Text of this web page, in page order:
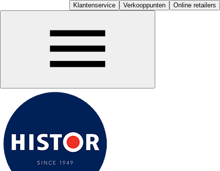
Klantenservice Verkooppunten Online retailers